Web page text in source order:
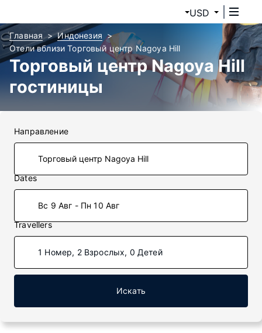
USD
Главная
Индонезия
Отели вблизи Торговый центр Nagoya Hill
Торговый центр Nagoya Hill
гостиницы
Направление
Dates
Вс 9 Авг - Пн 10 Авг
Travellers
1 Номер, 2 Взрослых, 0 Детей
Искать